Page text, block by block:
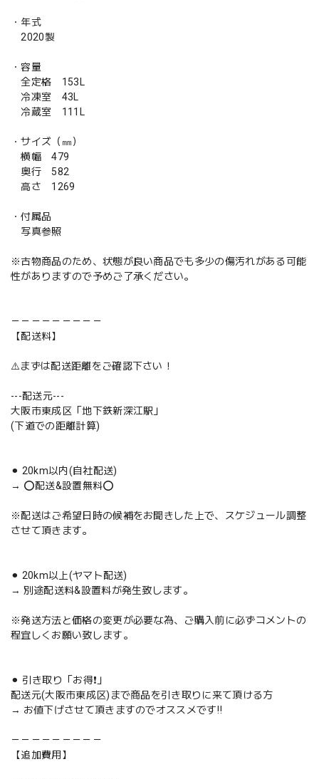
・年式
2020製
・容量
全定格 153L
冷凍室 43L
冷蔵室 111L
・サイズ（㎜）
横幅 479
奥行 582
高さ 1269
・付属品
写真参照
※古物商品のため、状態が良い商品でも多少の傷汚れがある可能
性がありますので予めご了承ください。
－－－－－－－－－
【配送料】
⚠️まずは配送距離をご確認下さい！
---配送元---
大阪市東成区「地下鉄新深江駅」
(下道での距離計算)
⚫︎ 20km以内(自社配送)
→ ⭕️配送&設置無料⭕️
※配送はご希望日時の候補をお聞きした上で、スケジュール調整
させて頂きます。
⚫︎ 20km以上(ヤマト配送)
→ 別途配送料&設置料が発生致します。
※発送方法と価格の変更が必要な為、ご購入前に必ずコメントの
程宜しくお願い致します。
⚫︎ 引き取り「お得❗️」
配送元(大阪市東成区)まで商品を引き取りに来て頂ける方
→ お値下げさせて頂きますのでオススメです‼️
－－－－－－－－－
【追加費用】